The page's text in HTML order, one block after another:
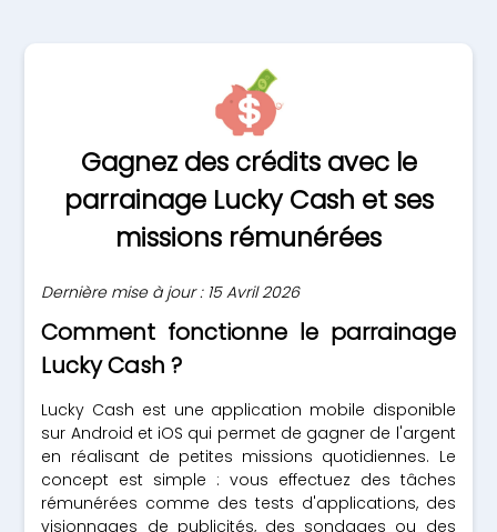
Gagnez des crédits avec le
parrainage Lucky Cash et ses
missions rémunérées
Dernière mise à jour : 15 Avril 2026
Comment fonctionne le parrainage
Lucky Cash ?
Lucky Cash est une application mobile disponible
sur Android et iOS qui permet de gagner de l'argent
en réalisant de petites missions quotidiennes. Le
concept est simple : vous effectuez des tâches
rémunérées comme des tests d'applications, des
visionnages de publicités, des sondages ou des